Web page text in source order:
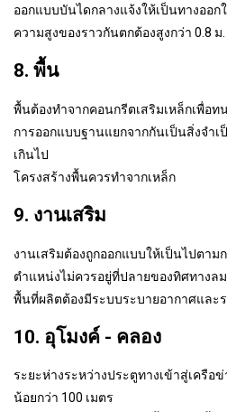
ออกแบบบันไดกลางแจ้งให้เป็นทางออ
ความสูงของราวกันตกต้องสูงกว่า 0.8 ม.
8. พื้น
พื้นต้องทำจากคอนกรีตเสริมเหล็กเพื่อ
การออกแบบฐานแยกจากกันเป็นสิ่งจำเ
เกินไป
โครงสร้างพื้นควรทำจากเหล็ก
9. งานเสริม
งานเสริมต้องถูกออกแบบให้เป็นไปตาม
ตำแหน่งไม่ควรอยู่ที่ปลายของทิศทางล
พื้นที่ผลิตต้องมีระบบระบายอากาศและ
10. อุโมงค์ - คลอง
ระยะห่างระหว่างประตูทางเข้าสู่เครือ
น้อยกว่า 100 เมตร